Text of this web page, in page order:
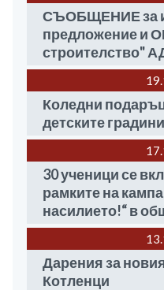
СЪОБЩЕНИЕ за
предложение и
строителство"
Коледни
детските
30 ученици се
рамките на
насилието!“ в
Дарения за
Котленци